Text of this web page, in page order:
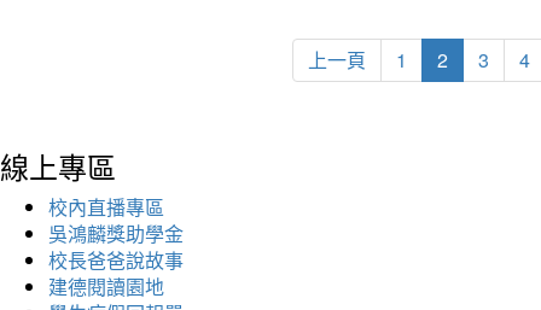
上一頁 1 2 3 4
線上專區
校內直播專區
吳鴻麟獎助學金
校長爸爸說故事
建德閱讀園地